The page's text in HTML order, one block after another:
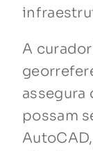
A
assegura
possam